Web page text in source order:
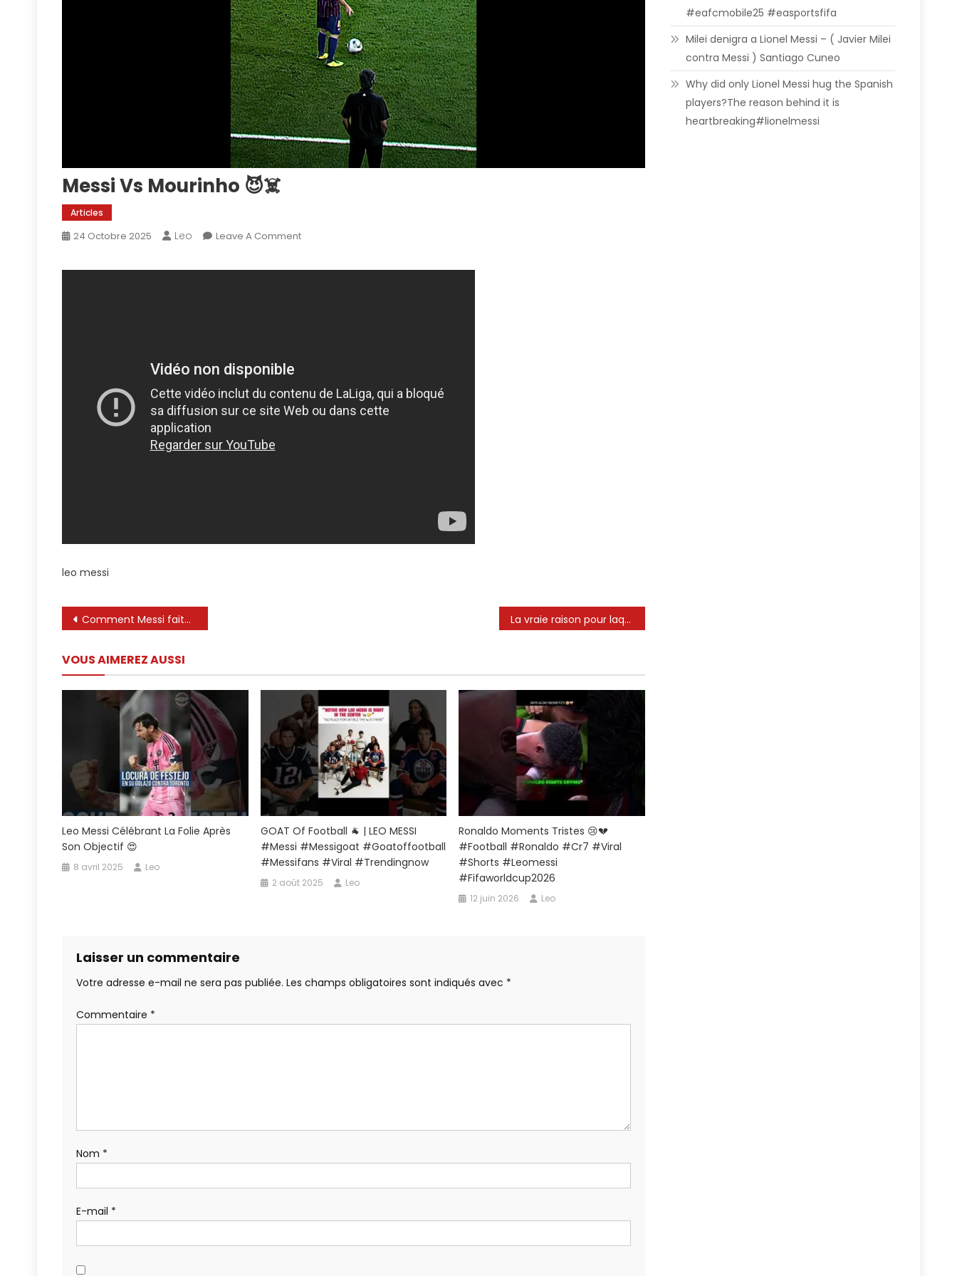
Messi Vs Mourinho 😈☠️
Articles
24 Octobre 2025 Leo Leave A CommentOn
Vs
leo messi
Navigation
l’article
Comment Messi fait-il ça ? La vraie raison pour laquelle Messi ne peut pas être plaqué !
VOUS AIMEREZ AUSSI
Leo Messi Célébrant La Folie Après
Son Objectif 😍
8 avril 2025 Leo
GOAT Of Football 🐐 | LEO MESSI
#messi #messigoat #goatoffootball
#messifans #viral #trendingnow
2 août 2025 Leo
Ronaldo Moments Tristes 😢💔
#football #ronaldo #cr7 #viral
#shorts #leomessi
#fifaworldcup2026
12 juin 2026 Leo
Laisser un commentaire
Votre adresse e-mail ne sera pas publiée. Les champs obligatoires sont indiqués avec *
Commentaire *
Nom *
E-mail *
#eafcmobile25 #easportsfifa
Milei denigra a Lionel Messi – ( Javier Milei
contra Messi ) Santiago Cuneo
Why did only Lionel Messi hug the Spanish
players?The reason behind it is
heartbreaking#lionelmessi